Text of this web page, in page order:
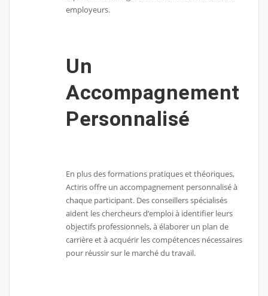
employeurs.
Un
Accompagnement
Personnalisé
En plus des formations pratiques et théoriques,
Actiris offre un accompagnement personnalisé à
chaque participant. Des conseillers spécialisés
aident les chercheurs d’emploi à identifier leurs
objectifs professionnels, à élaborer un plan de
carrière et à acquérir les compétences nécessaires
pour réussir sur le marché du travail.